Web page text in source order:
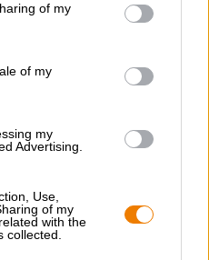
of my
of my
my
Advertising.
Use,
of my
with the
collected.